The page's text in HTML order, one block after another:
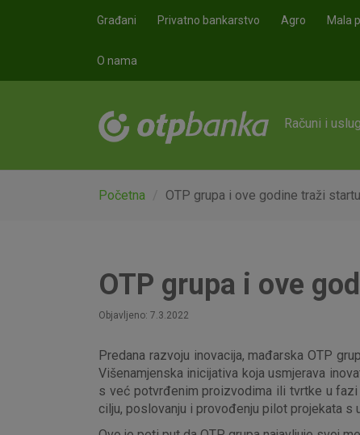
Građani Privatno bankarstvo Agro Mala
O nama
Računi i
Početna OTP grupa i ove godine traži
OTP grupa i ove
Objavljeno: 7.3.2022
Predana razvoju inovacija, mađarska OTP
Višenamjenska inicijativa koja usmjerava
s već potvrđenim proizvodima ili tvrtke u fazi
cilju, poslovanju i provođenju pilot projekata s